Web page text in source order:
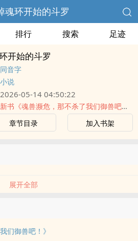
魂环开始的斗罗
排行 搜索 足迹
开始的斗罗
音字
说
2026-05-14 04:50:22
新书《魂兽濒危，那不杀了我们御兽吧！》
章节目录 加入书架
展开全部
们御兽吧！》